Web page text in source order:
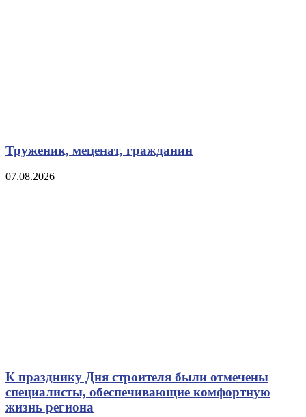
Труженик, меценат, гражданин
07.08.2026
К празднику Дня строителя были отмечены
специалисты, обеспечивающие комфортную
жизнь региона